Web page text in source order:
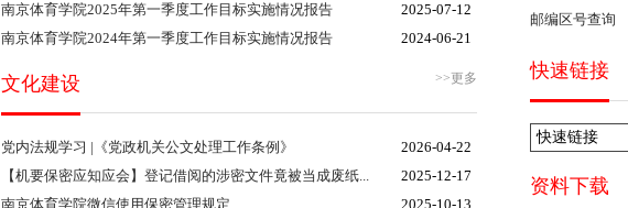
南京体育学院2025年第一季度工作目标实施情况报告
2025-07-12
南京体育学院2024年第一季度工作目标实施情况报告
2024-06-21
文化建设 >>更多
党内法规学习 |《党政机关公文处理工作条例》
2026-04-22
【机要保密应知应会】登记借阅的涉密文件竟被当成废纸...
2025-12-17
南京体育学院微信使用保密管理规定
2025-10-13
邮编区号查询
快速链接
快速链接
资料下载